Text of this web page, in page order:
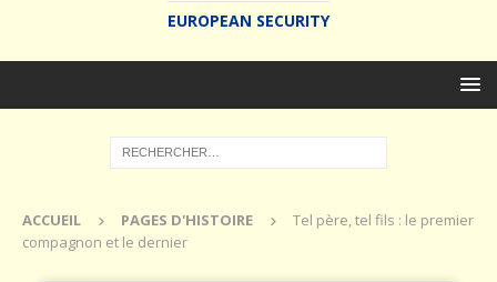
EUROPEAN SECURITY
ACCUEIL PAGES D'HISTOIRE
Tel père, tel fils : le premier
compagnon et le dernier